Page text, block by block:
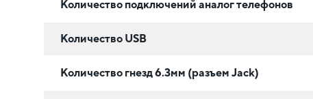
Количество подключений аналог телефонов
Количество USB
Количество гнезд 6.3мм (разъем Jack)